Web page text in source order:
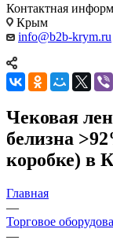
Контактная
Крым
info@b2b-krym.ru
Чековая
белизна
коробке) в
Главная
—
Торговое
—